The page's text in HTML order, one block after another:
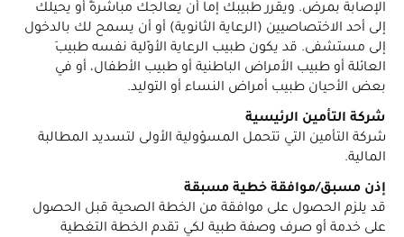
الإصابة بمرض. ويقرر طبيبك إما أن يعالجك مباشرةً أو يحيلك
إلى أحد الاختصاصيين (الرعاية الثانوية) أو أن يسمح لك بالدخول
إلى مستشفى. قد يكون طبيب الرعاية الأوّلية نفسه طبيبَ
العائلة أو طبيب الأمراض الباطنية أو طبيب الأطفال، أو في
بعض الأحيان طبيب أمراض النساء أو التوليد.
شركة التأمين الرئيسية
شركة التأمين التي تتحمل المسؤولية الأولى لتسديد المطالبة
المالية.
إذن مسبق/موافقة خطية مسبقة
قد يلزم الحصول على موافقة من الخطة الصحية قبل الحصول
على خدمة أو صرف وصفة طبية لكي تقدم الخطة التغطية